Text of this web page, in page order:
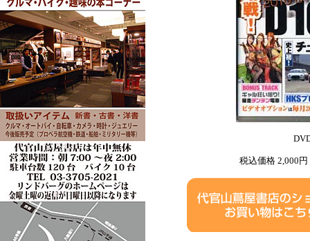
税込価格 2,000円